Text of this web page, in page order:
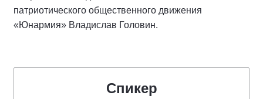
патриотического общественного движения
«Юнармия» Владислав Головин.
Спикер